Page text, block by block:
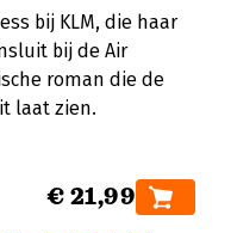
bij KLM, die haar
bij de Air
roman die de
laat zien.
€ 21,99